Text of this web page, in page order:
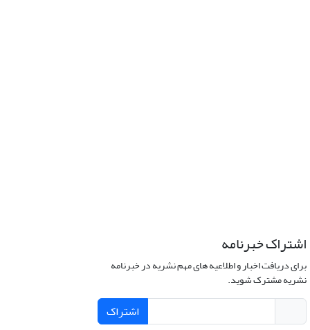
اشتراک خبرنامه
برای دریافت اخبار و اطلاعیه های مهم نشریه در خبرنامه
نشریه مشترک شوید.
اشتراک